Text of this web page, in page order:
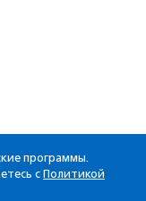
программы.
с Политикой